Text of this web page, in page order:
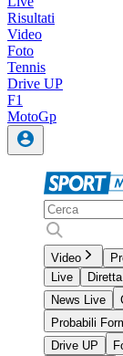
Risultati
Video
Foto
Tennis
Drive UP
F1
MotoGp
Video
Live
News Live
Probabili
Drive UP